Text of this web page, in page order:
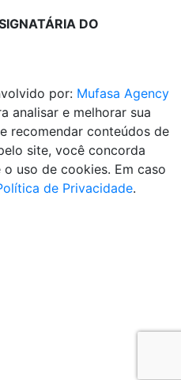
DO
por: Mufasa Agency
analisar e melhorar sua
recomendar conteúdos de
site, você concorda
uso de cookies. Em caso
de Privacidade.